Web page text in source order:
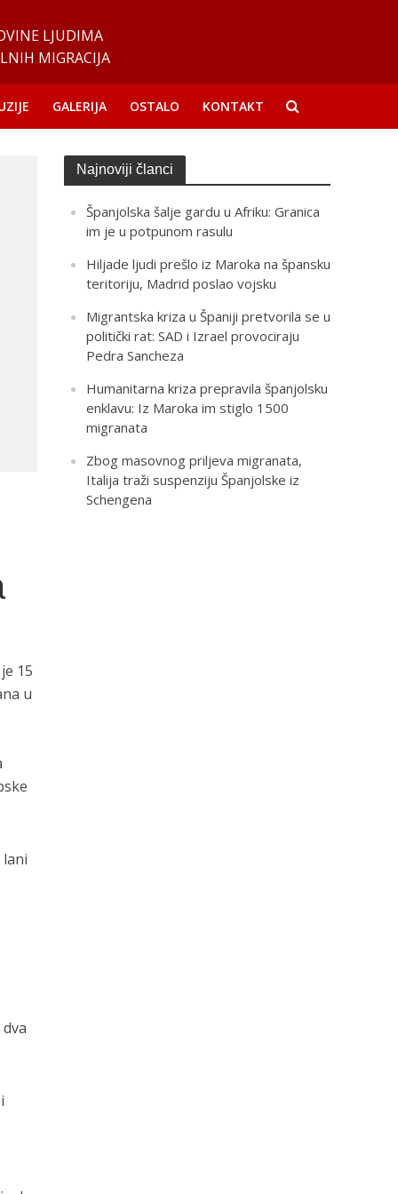
LJUDIMA
MIGRACIJA
GALERIJA OSTALO KONTAKT
15
u
Najnoviji članci
Španjolska šalje gardu u Afriku: Granica
im je u potpunom rasulu
Hiljade ljudi prešlo iz Maroka na špansku
teritoriju, Madrid poslao vojsku
Migrantska kriza u Španiji pretvorila se u
politički rat: SAD i Izrael provociraju
Pedra Sancheza
Humanitarna kriza prepravila španjolsku
enklavu: Iz Maroka im stiglo 1500
migranata
Zbog masovnog priljeva migranata,
Italija traži suspenziju Španjolske iz
Schengena